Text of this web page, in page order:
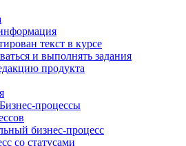
текст в курсе
и выполнять задания
продукта
процессы
бизнес-процесс
со статусами